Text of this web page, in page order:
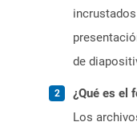
de
¿Qué es el
Los